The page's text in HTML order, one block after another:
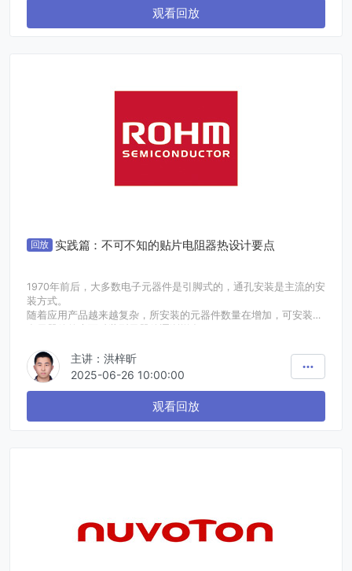
题。应对这些挑战需要先进的电机控制算法、强有力的防盗措施、
高效的热管理以及合理布局充电基础设施。Microchip的解决方
电动两轮车设计，并加快产品上市
观看回放
回放 实践篇：不可不知的贴片电阻器热设计要点
1970年前后，大多数电子元器件是引脚式的，通孔安装是主流的安
装方式。
随着应用产品越来越复杂，所安装的元器件数量在增加，可安装更
安装密度的提高，传统的基于环境温度的管理方法在很多情况下已
经不再适用。如果电路板的散热不充分，即使施加的功率在额定范
围内，电阻器的温升也会很大，从而可能导致产品故障。因此，对
于贴片电阻器，尤其是发热量较大的大功率产品而言，需要确认在
施加功率时电阻器的实际温度。
主讲：洪梓昕
2025-06-26 10:00:00
观看回放